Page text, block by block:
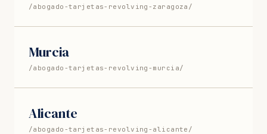
/abogado-tarjetas-revolving-zaragoza/
Murcia
/abogado-tarjetas-revolving-murcia/
Alicante
/abogado-tarjetas-revolving-alicante/